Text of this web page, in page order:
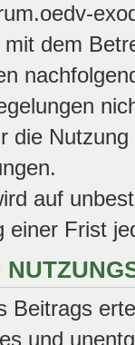
dem
die
auf
einer Frist
Beitrags
und